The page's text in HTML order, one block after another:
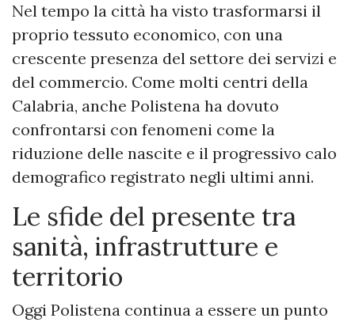
Nel tempo la città ha visto trasformarsi il
proprio tessuto economico, con una
crescente presenza del settore dei servizi e
del commercio. Come molti centri della
Calabria, anche Polistena ha dovuto
confrontarsi con fenomeni come la
riduzione delle nascite e il progressivo calo
demografico registrato negli ultimi anni.
Le sfide del presente tra
sanità, infrastrutture e
territorio
Oggi Polistena continua a essere un punto